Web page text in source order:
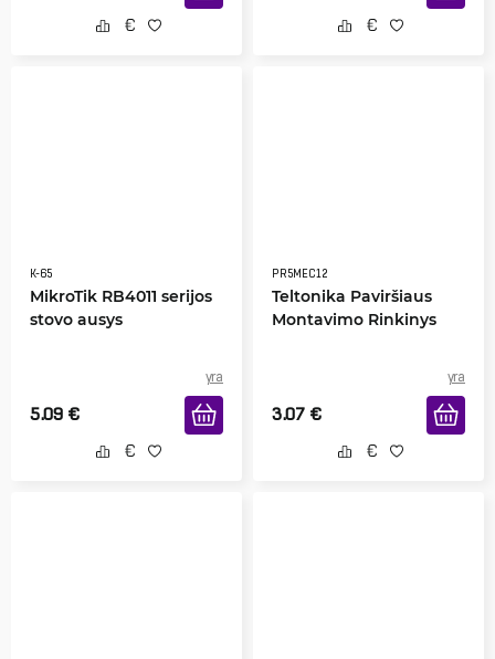
K-65
MikroTik RB4011 serijos
stovo ausys
yra
5.09 €
PR5MEC12
Teltonika Paviršiaus
Montavimo Rinkinys
yra
3.07 €